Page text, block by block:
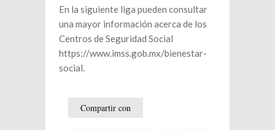
En la siguiente liga pueden consultar
una mayor información acerca de los
Centros de Seguridad Social
https://www.imss.gob.mx/bienestar-
social.
Compartir con